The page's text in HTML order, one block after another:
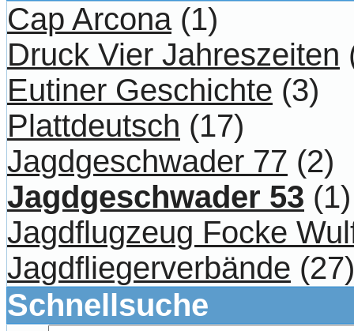
Cap Arcona(1)
Druck Vier Jahreszeiten
Eutiner Geschichte (3)
Plattdeutsch (17)
Jagdgeschwader 77 (2)
Jagdgeschwader 53 (1)
Jagdflugzeug Focke
Jagdfliegerverbände (27)
Schnellsuche